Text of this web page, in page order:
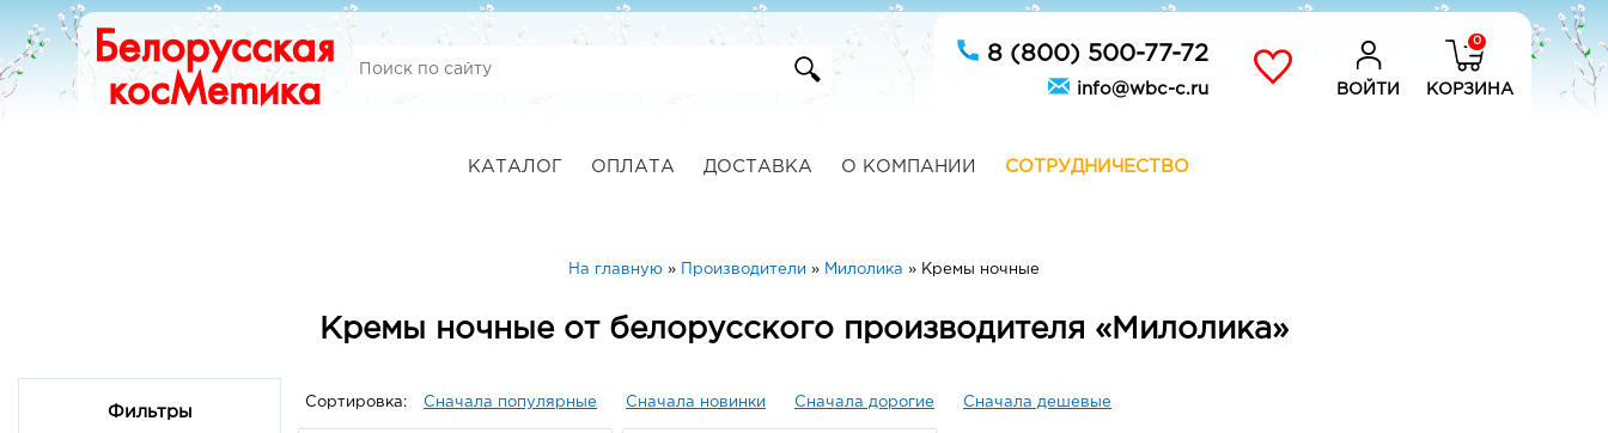
8 (800) 500-77-72
info@wbc-c.ru ВОЙТИ
0
КОРЗИНА
КАТАЛОГ ОПЛАТА ДОСТАВКА О КОМПАНИИ СОТРУДНИЧЕСТВО
На главную » Производители » Милолика » Кремы ночные
Кремы ночные от белорусского производителя «Милолика»
Фильтры
Сортировка: Сначала популярные Сначала новинки Сначала дорогие Сначала дешевые